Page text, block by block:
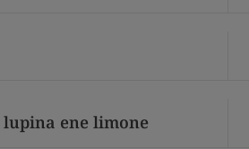
ene limone